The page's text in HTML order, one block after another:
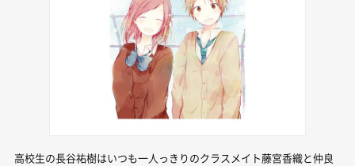
高校生の長谷祐樹はいつも一人っきりのクラスメイト藤宮香織と仲良